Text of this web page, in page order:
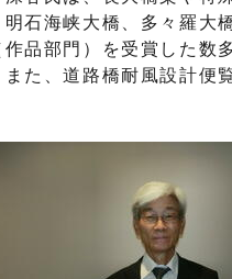
石海峡大橋、多々羅大
作品部門）を受賞した数
た、道路橋耐風設計便